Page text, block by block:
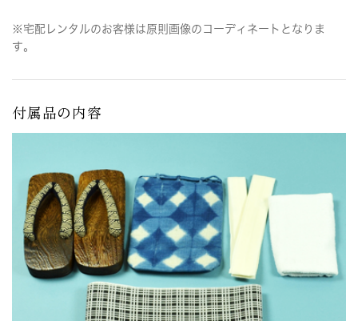
※宅配レンタルのお客様は原則画像のコーディネートとなりま
す。
付属品の内容